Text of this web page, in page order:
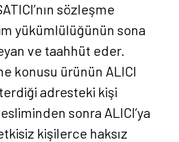
sözleşme
yükümlülüğünün sona
ve taahhüt eder.
konusu ürünün ALICI
adresteki kişi
sonra ALICI’ya
kişilerce haksız